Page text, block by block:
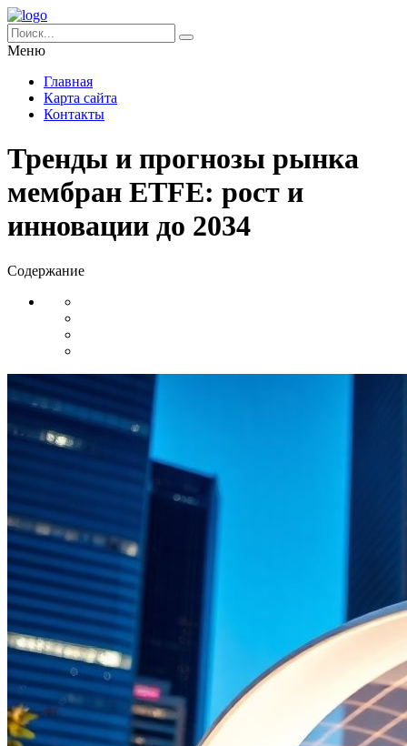
Меню
Главная
Карта сайта
Контакты
Тренды и прогнозы рынка
мембран ETFE: рост и
инновации до 2034
Содержание